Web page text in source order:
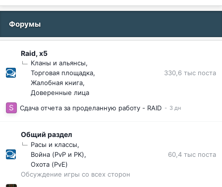
Форумы
Raid, x5
Кланы и альянсы
Торговая площадка
Жалобная книга
Доверенные лица
330,6 тыс поста
Сдача отчета за проделанную работу - RAID
Общий раздел
Расы и классы
Война (PvP и PK)
Охота (PvE)
Обсуждение игры со всех сторон
60,4 тыс поста